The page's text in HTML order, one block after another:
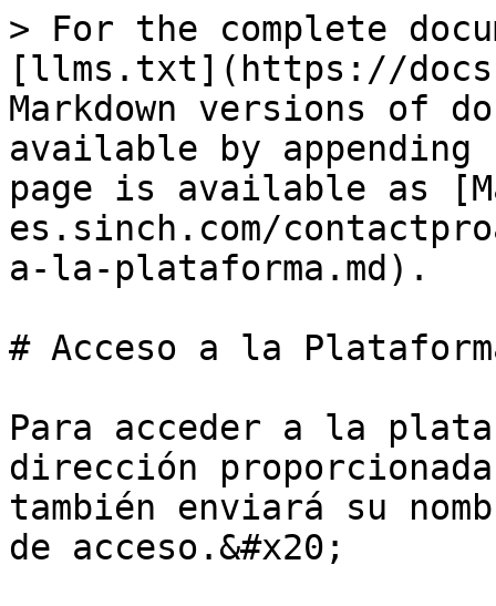
> For the complete
[llms.txt](https://
Markdown versions of
available by
page is available as
es.sinch.com/
a-la-plataforma.md).
# Acceso a la
Para acceder a la
dirección
también enviará su
de acceso.&#x20;